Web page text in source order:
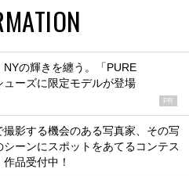
NYの輝きを纏う。「PURE
ューズに限定モデルが登場
PR
撮影する機会のある写真家、その写
ーンにスポットをあてるコンテス
品受付中！